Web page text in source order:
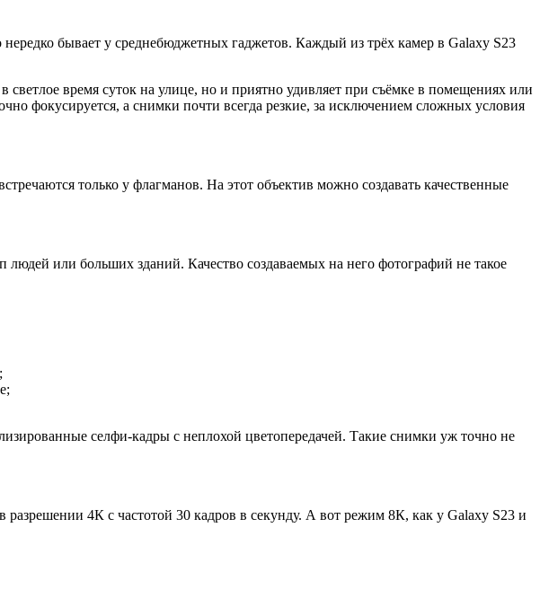
бывает у среднебюджетных гаджетов. Каждый из трёх камер в Galaxy S23
светлое время суток на улице, но и приятно удивляет при съёмке в помещениях или
фокусируется, а снимки почти всегда резкие, за исключением сложных условия
только у флагманов. На этот объектив можно создавать качественные
или больших зданий. Качество создаваемых на него фотографий не такое
селфи-кадры с неплохой цветопередачей. Такие снимки уж точно не
4К с частотой 30 кадров в секунду. А вот режим 8К, как у Galaxy S23 и